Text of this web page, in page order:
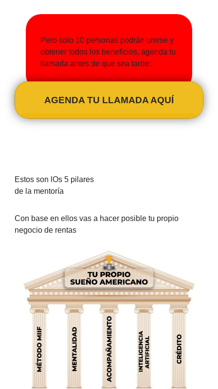
Pero solo 10 personas podrán unirse y
obtener todos los beneficios, agenda tu
llamada antes de que sea tarde:
AGENDA TU LLAMADA AQUÍ
Estos son lOs 5 pilares
de la mentoría
Con base en ellos vas a hacer posible tu propio
negocio de rentas